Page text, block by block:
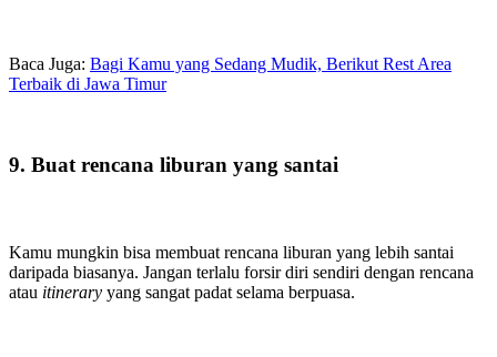
Baca Juga: Bagi Kamu yang Sedang Mudik, Berikut Rest Area
Terbaik di Jawa Timur
9. Buat rencana liburan yang santai
Kamu mungkin bisa membuat rencana liburan yang lebih santai
daripada biasanya. Jangan terlalu forsir diri sendiri dengan rencana
atau itinerary yang sangat padat selama berpuasa.